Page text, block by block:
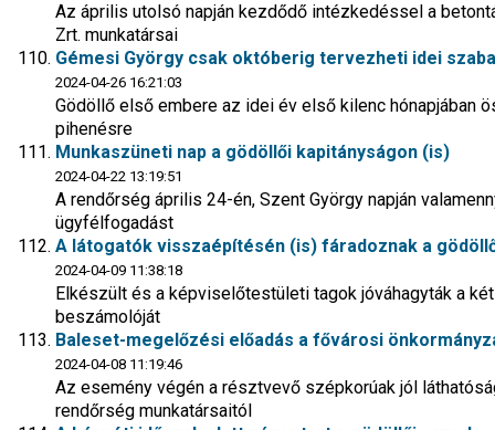
Az április utolsó napján kezdődő intézkedéssel a
Zrt. munkatársai
Gémesi György csak októberig tervezheti idei
2024-04-26 16:21:03
Gödöllő első embere az idei év első kilenc hónapjában
pihenésre
Munkaszüneti nap a gödöllői kapitányságon (is)
2024-04-22 13:19:51
A rendőrség április 24-én, Szent György napján
ügyfélfogadást
A látogatók visszaépítésén (is) fáradoznak a
2024-04-09 11:38:18
Elkészült és a képviselőtestületi tagok jóváhagyták a
beszámolóját
Baleset-megelőzési előadás a fővárosi
2024-04-08 11:19:46
Az esemény végén a résztvevő szépkorúak jól
rendőrség munkatársaitól